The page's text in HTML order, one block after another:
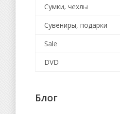
Сумки, чехлы
Сувениры, подарки
Sale
DVD
Блог